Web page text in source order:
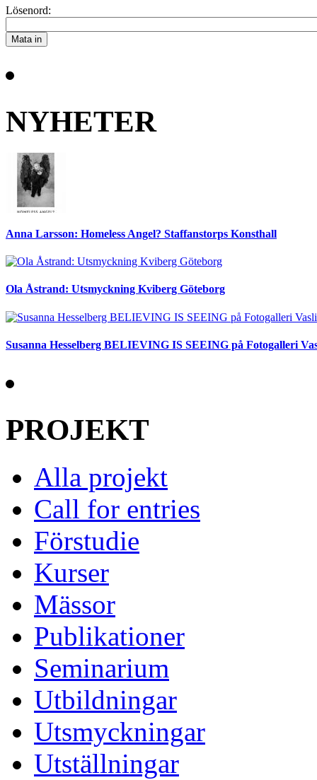
Lösenord:
NYHETER
Anna Larsson: Homeless Angel? Staffanstorps Konsthall
Ola Åstrand: Utsmyckning Kviberg Göteborg
Susanna Hesselberg BELIEVING IS SEEING på Fotogalleri
PROJEKT
Alla projekt
Call for entries
Förstudie
Kurser
Mässor
Publikationer
Seminarium
Utbildningar
Utsmyckningar
Utställningar